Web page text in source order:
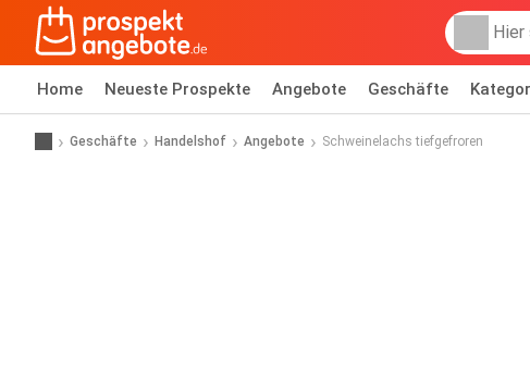
Home Neueste Prospekte Angebote Geschäfte
Geschäfte Handelshof Angebote Schweinelachs tiefgefroren